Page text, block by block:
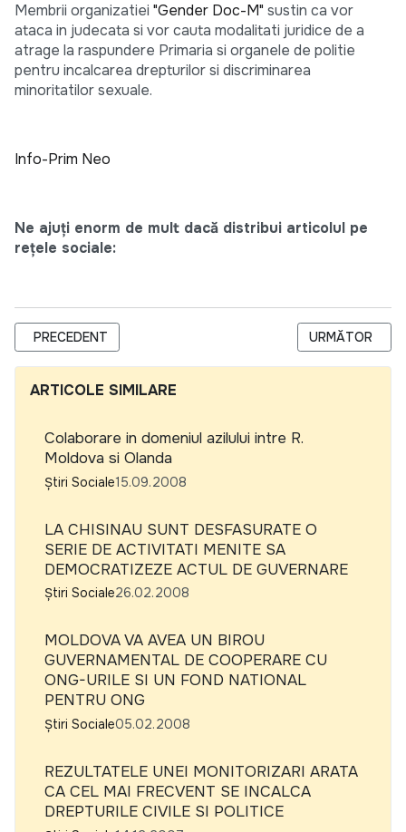
Membrii organizatiei "Gender Doc-M" sustin ca vor
ataca in judecata si vor cauta modalitati juridice de a
atrage la raspundere Primaria si organele de politie
pentru incalcarea drepturilor si discriminarea
minoritatilor sexuale.
Info-Prim Neo
Ne ajuți enorm de mult dacă distribui articolul pe
rețele sociale:
ARTICOL PRECEDENT: GUVERNUL MIMEAZA DESCHIDERE SI
PRECEDENT ARTICOLUL
URMĂTOR
ARTICOLE SIMILARE
Colaborare in domeniul azilului intre R.
Moldova si Olanda
Știri Sociale15.09.2008
LA CHISINAU SUNT DESFASURATE O
SERIE DE ACTIVITATI MENITE SA
DEMOCRATIZEZE ACTUL DE GUVERNARE
Știri Sociale26.02.2008
MOLDOVA VA AVEA UN BIROU
GUVERNAMENTAL DE COOPERARE CU
ONG-URILE SI UN FOND NATIONAL
PENTRU ONG
Știri Sociale05.02.2008
REZULTATELE UNEI MONITORIZARI ARATA
CA CEL MAI FRECVENT SE INCALCA
DREPTURILE CIVILE SI POLITICE